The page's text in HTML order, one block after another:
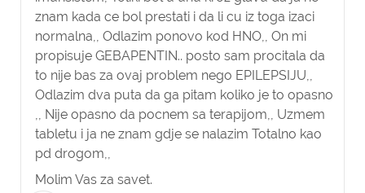
znam kada ce bol prestati i da li cu iz toga izaci
normalna,, Odlazim ponovo kod HNO,, On mi
propisuje GEBAPENTIN.. posto sam procitala da
to nije bas za ovaj problem nego EPILEPSIJU,,
Odlazim dva puta da ga pitam koliko je to opasno
,, Nije opasno da pocnem sa terapijom,, Uzmem
tabletu i ja ne znam gdje se nalazim Totalno kao
pd drogom,,
Molim Vas za savet.